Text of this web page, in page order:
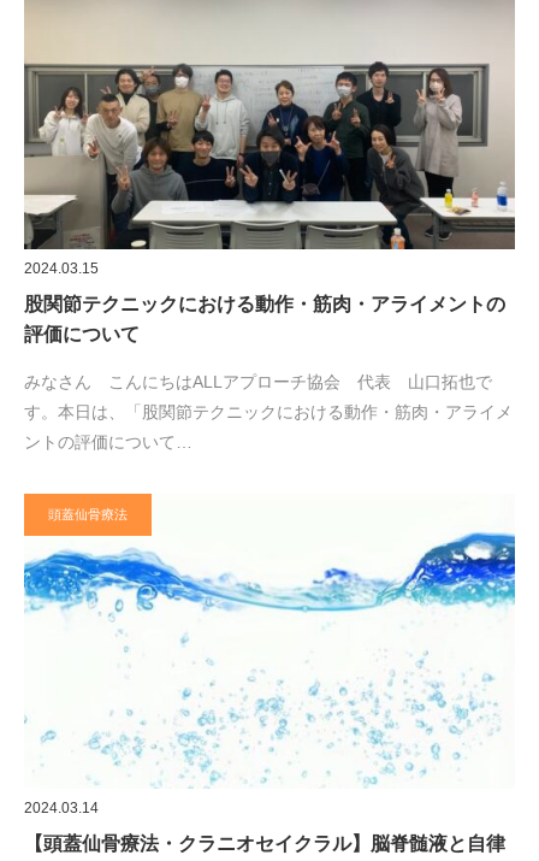
2024.03.15
股関節テクニックにおける動作・筋肉・アライメントの
評価について
みなさん こんにちはALLアプローチ協会 代表 山口拓也で
す。本日は、「股関節テクニックにおける動作・筋肉・アライメ
ントの評価について…
頭蓋仙骨療法
2024.03.14
【頭蓋仙骨療法・クラニオセイクラル】脳脊髄液と自律